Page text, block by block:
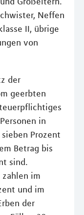
Neffen
II, übrige
von
der
geerbten
in
Prozent
Betrag bis
sind.
im
und im
der